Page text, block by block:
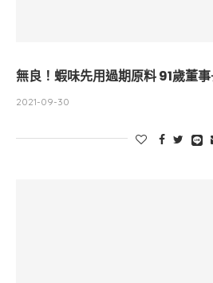
無良！蝦味先用過期原料 91歲董
2021-09-30